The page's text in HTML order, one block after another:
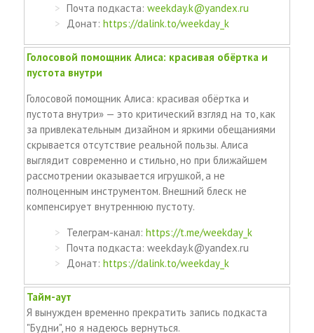
Почта подкаста: weekday.k@yandex.ru
Донат: https://dalink.to/weekday_k
Голосовой помощник Алиса: красивая обёртка и
пустота внутри
Голосовой помощник Алиса: красивая обёртка и
пустота внутри» — это критический взгляд на то, как
за привлекательным дизайном и яркими обещаниями
скрывается отсутствие реальной пользы. Алиса
выглядит современно и стильно, но при ближайшем
рассмотрении оказывается игрушкой, а не
полноценным инструментом. Внешний блеск не
компенсирует внутреннюю пустоту.
Телеграм-канал: https://t.me/weekday_k
Почта подкаста: weekday.k@yandex.ru
Донат: https://dalink.to/weekday_k
Тайм-аут
Я вынужден временно прекратить запись подкаста
"Будни", но я надеюсь вернуться.